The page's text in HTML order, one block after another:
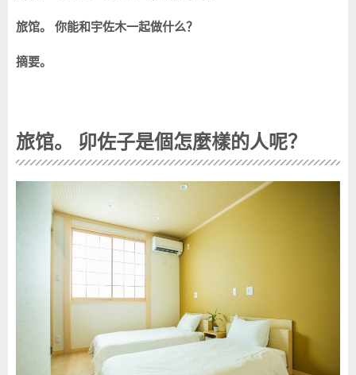
旅馆。 你能和宇佐木一起做什么？
摘要。
旅馆。 卯佐子是個怎麼樣的人呢？